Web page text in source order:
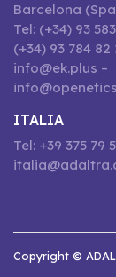
Barcelona
Tel: (+34) 93
(+34) 93 784 82
info@ek.plus –
ITALIA
Tel: +39 375 79
Copyright ©